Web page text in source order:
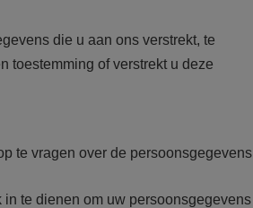
die u aan ons verstrekt, te
toestemming of verstrekt u deze
te vragen over de persoonsgegevens
te dienen om uw persoonsgegevens